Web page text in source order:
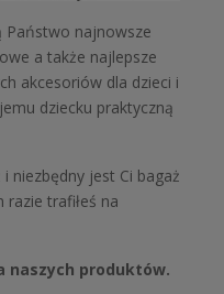
Państwo najnowsze
a także najlepsze
akcesoriów dla dzieci i
dziecku praktyczną
niezbędny jest Ci bagaż
razie trafiłeś na
naszych produktów.